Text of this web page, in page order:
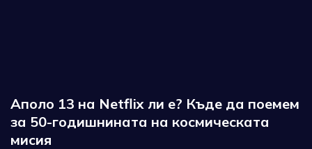
Аполо 13 на Netflix ли е? Къде да поемем
за 50-годишнината на космическата
мисия